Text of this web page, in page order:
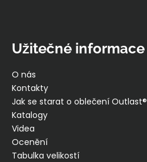
Užitečné informace
O nás
Kontakty
Jak se starat o oblečení Outlast®
Katalogy
Videa
Ocenění
Tabulka velikostí